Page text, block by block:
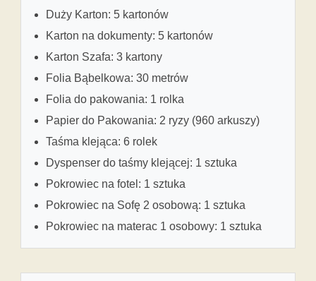
Duży Karton: 5 kartonów
Karton na dokumenty: 5 kartonów
Karton Szafa: 3 kartony
Folia Bąbelkowa: 30 metrów
Folia do pakowania: 1 rolka
Papier do Pakowania: 2 ryzy (960 arkuszy)
Taśma klejąca: 6 rolek
Dyspenser do taśmy klejącej: 1 sztuka
Pokrowiec na fotel: 1 sztuka
Pokrowiec na Sofę 2 osobową: 1 sztuka
Pokrowiec na materac 1 osobowy: 1 sztuka